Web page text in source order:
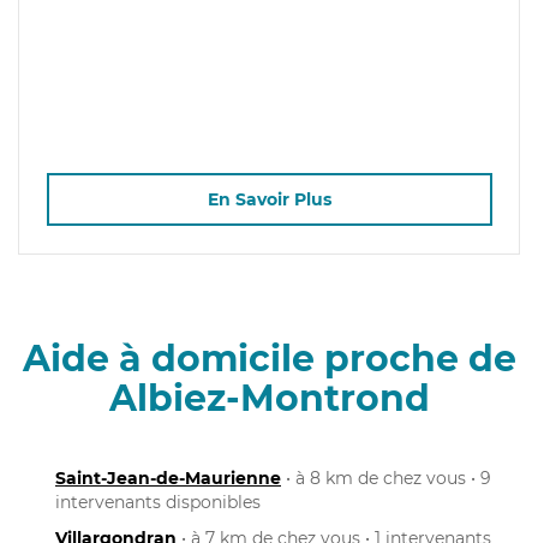
En Savoir Plus
Aide à domicile proche de
Albiez-Montrond
Saint-Jean-de-Maurienne • à 8 km de chez vous • 9
intervenants disponibles
Villargondran • à 7 km de chez vous • 1 intervenants